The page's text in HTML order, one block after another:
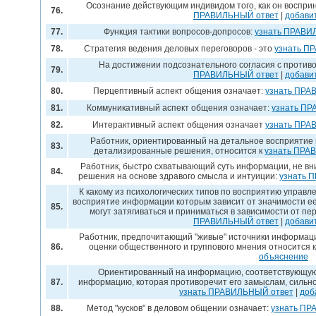
76.
Осознание действующим индивидом того, как он
ПРАВИЛЬНЫЙ ответ
77.
Функция тактики вопросов-допросов: узнать
78.
Стратегия ведения деловых переговоров - это узнать
79.
На достижении подсознательного согласия с
ПРАВИЛЬНЫЙ ответ
80.
Перцептивный аспект общения означает: узнать
81.
Коммуникативный аспект общения означает: узнать
82.
Интерактивный аспект общения означает узнать
83.
Работник, ориентированный на детальное
детализированные решения, относится к узнать
84.
Работник, быстро схватывающий суть информации, не
решения на основе здравого смысла и интуиции: узнать
85.
К какому из психологических типов по восприятию
восприятие информации которым зависит от значимости
могут затягиваться и приниматься в зависимости от
ПРАВИЛЬНЫЙ ответ
86.
Работник, предпочитающий "живые" источники
оценки общественного и группового мнения относится
объяснение
87.
Ориентированный на информацию,
информацию, которая противоречит его замыслам,
узнать ПРАВИЛЬНЫЙ ответ|
88.
Метод "кусков" в деловом общении означает: узнать